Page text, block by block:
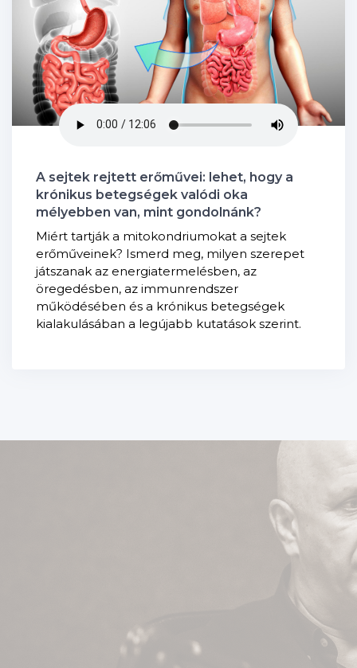
A sejtek rejtett erőművei: lehet, hogy a
krónikus betegségek valódi oka
mélyebben van, mint gondolnánk?
Miért tartják a mitokondriumokat a sejtek
erőműveinek? Ismerd meg, milyen szerepet
játszanak az energiatermelésben, az
öregedésben, az immunrendszer
működésében és a krónikus betegségek
kialakulásában a legújabb kutatások szerint.